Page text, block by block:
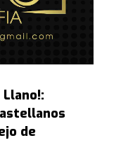
Llano!:
de